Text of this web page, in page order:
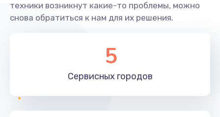
техники возникнут какие-то проблемы, можно
снова обратиться к нам для их решения.
5
Сервисных городов